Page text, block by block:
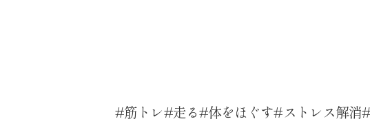
筋トレ 走る 体をほぐす ストレス解消